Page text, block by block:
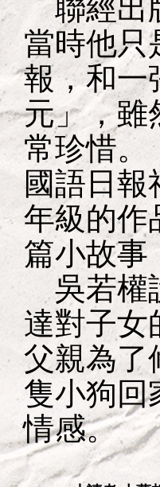
聯經出
當時他只
報，和一
元」，雖
常珍惜。
國語日報
年級的作
篇小故事
吳若權
達對子女
父親為了
隻小狗回
情感。